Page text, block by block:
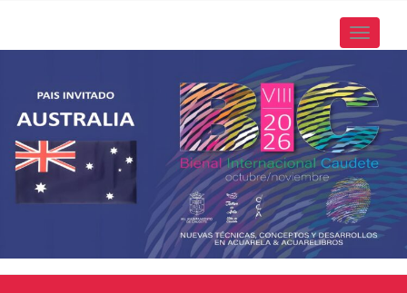
Toggle